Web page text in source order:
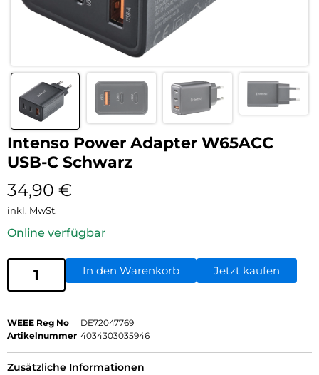
Intenso Power Adapter W65ACC
USB-C Schwarz
34,90 €
inkl. MwSt.
Online verfügbar
In den Warenkorb Jetzt kaufen
WEEE Reg No
DE72047769
Artikelnummer 4034303035946
Zusätzliche Informationen